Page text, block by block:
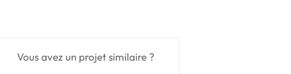
Vous avez un projet similaire ?